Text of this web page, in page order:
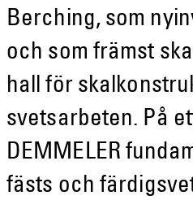
Berching, som
och som främst
hall för
svetsarbeten. På
DEMMELER
fästs och